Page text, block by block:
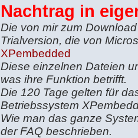
Nachtrag in
Die von mir zum
Trialversion, die von
XPembedded
Diese einzelnen Dateien
was ihre Funktion betrifft.
Die 120 Tage gelten für
Betriebssystem
Wie man das ganze
der FAQ beschrieben.